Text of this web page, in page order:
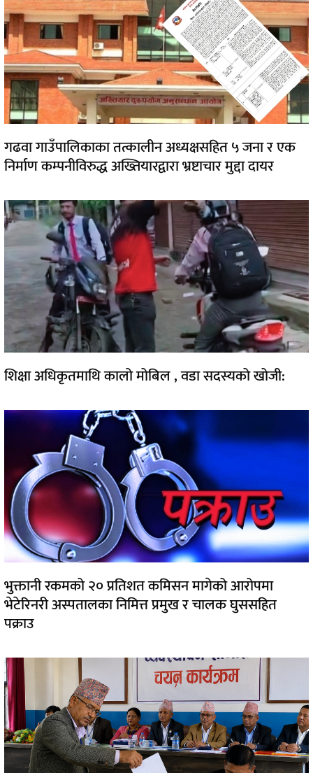
गढवा गाउँपालिकाका तत्कालीन अध्यक्षसहित ५ जना र एक
निर्माण कम्पनीविरुद्ध अख्तियारद्वारा भ्रष्टाचार मुद्दा दायर
शिक्षा अधिकृतमाथि कालो मोबिल , वडा सदस्यको खोजी:
भुक्तानी रकमको २० प्रतिशत कमिसन मागेको आरोपमा
भेटेरिनरी अस्पतालका निमित्त प्रमुख र चालक घुससहित
पक्राउ